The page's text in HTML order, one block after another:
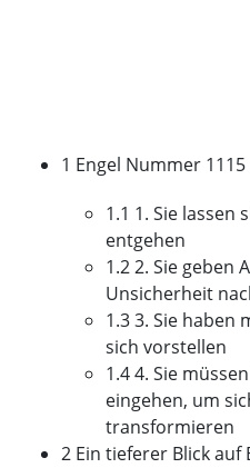
1 Engel Nummer
1.1 1. Sie lassen
entgehen
1.2 2. Sie geben
Unsicherheit
1.3 3. Sie haben
sich vorstellen
1.4 4. Sie
eingehen, um
transformieren
2 Ein tieferer Blick auf